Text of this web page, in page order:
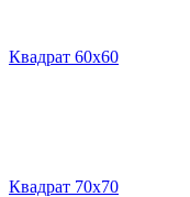
Квадрат 60х60
Квадрат 70х70